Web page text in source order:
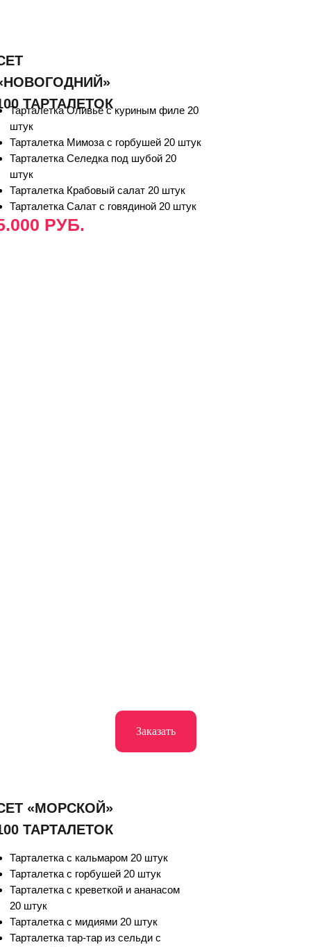
ТАРТАЛЕТОК
Тарталетка Оливье с куриным филе 20
штук
Тарталетка Мимоза с горбушей 20 штук
Тарталетка Селедка под шубой 20
штук
Тарталетка Крабовый салат 20 штук
Тарталетка Салат с говядиной 20 штук
РУБ.
Заказать
«МОРСКОЙ»
ТАРТАЛЕТОК
Тарталетка с кальмаром 20 штук
Тарталетка с горбушей 20 штук
Тарталетка с креветкой и ананасом
20 штук
Тарталетка с мидиями 20 штук
Тарталетка тар-тар из сельди с